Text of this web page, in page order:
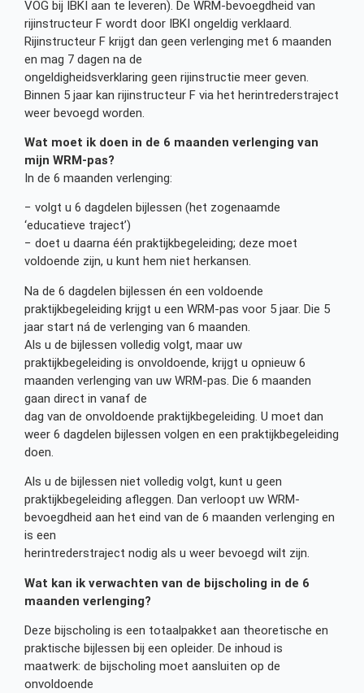
VOG bij IBKI aan te leveren). De WRM-bevoegdheid van
rijinstructeur F wordt door IBKI ongeldig verklaard.
Rijinstructeur F krijgt dan geen verlenging met 6 maanden
en mag 7 dagen na de
ongeldigheidsverklaring geen rijinstructie meer geven.
Binnen 5 jaar kan rijinstructeur F via het herintrederstraject
weer bevoegd worden.
Wat moet ik doen in de 6 maanden verlenging van
mijn WRM-pas?
In de 6 maanden verlenging:
− volgt u 6 dagdelen bijlessen (het zogenaamde
‘educatieve traject’)
− doet u daarna één praktijkbegeleiding; deze moet
voldoende zijn, u kunt hem niet herkansen.
Na de 6 dagdelen bijlessen én een voldoende
praktijkbegeleiding krijgt u een WRM-pas voor 5 jaar. Die 5
jaar start ná de verlenging van 6 maanden.
Als u de bijlessen volledig volgt, maar uw
praktijkbegeleiding is onvoldoende, krijgt u opnieuw 6
maanden verlenging van uw WRM-pas. Die 6 maanden
gaan direct in vanaf de
dag van de onvoldoende praktijkbegeleiding. U moet dan
weer 6 dagdelen bijlessen volgen en een praktijkbegeleiding
doen.
Als u de bijlessen niet volledig volgt, kunt u geen
praktijkbegeleiding afleggen. Dan verloopt uw WRM-
bevoegdheid aan het eind van de 6 maanden verlenging en
is een
herintrederstraject nodig als u weer bevoegd wilt zijn.
Wat kan ik verwachten van de bijscholing in de 6
maanden verlenging?
Deze bijscholing is een totaalpakket aan theoretische en
praktische bijlessen bij een opleider. De inhoud is
maatwerk: de bijscholing moet aansluiten op de
onvoldoende